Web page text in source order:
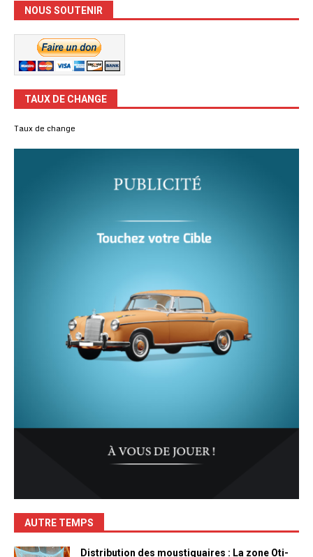
NOUS SOUTENIR
TAUX DE CHANGE
Taux de change
AUTRE TEMPS
Distribution des moustiquaires : La zone Oti-